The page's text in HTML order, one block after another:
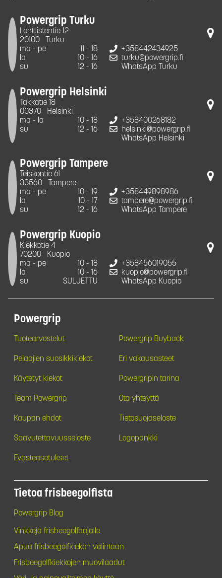
Powergrip Turku
Lonttistentie 12
20100
Turku
ma - pe
11 - 18
la
10 - 16
su
12 - 16
+358442434925
turku@powergrip.fi
WhatsApp Turku
Powergrip Helsinki
Takkatie 18
00370
Helsinki
ma - la
10 - 18
su
12 - 16
+358400268182
helsinki@powergrip.fi
WhatsApp Helsinki
Powergrip Tampere
Teiskontie 61
33560
Tampere
ma - pe
10 - 19
la
10 - 17
su
12 - 16
+358449898986
tampere@powergrip.fi
WhatsApp Tampere
Powergrip Kuopio
Kiekkotie 4
70200
Kuopio
ma - pe
10 - 18
la
10 - 16
su
SULJETTU
+358456019055
kuopio@powergrip.fi
WhatsApp Kuopio
Powergrip
Tuotearvostelut Powergrip Buyback
Pelaajien suosikkikiekot Eri vakausasteet
Käytetyt kiekot Powergripin tarina
Team Powergrip Ota yhteyttä
Kaupan ehdot Tietosuojaseloste
Saavutettavuusseloste Logopankki
Evästeasetukset
Tietoa frisbeegolfista
Powergrip Blog
Vinkkejä frisbeegolfaajalle
Apua frisbeegolfkiekon valintaan
Frisbeegolfkiekkojen muovilaadut